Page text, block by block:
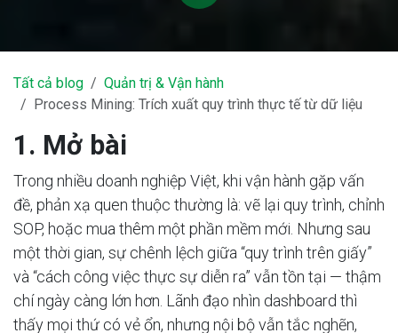
Tất cả blog
Quản trị & Vận hành
Process Mining: Trích xuất quy trình thực tế từ dữ liệu
1. Mở bài
Trong nhiều doanh nghiệp Việt, khi vận hành gặp vấn
đề, phản xạ quen thuộc thường là: vẽ lại quy trình, chỉnh
SOP, hoặc mua thêm một phần mềm mới. Nhưng sau
một thời gian, sự chênh lệch giữa “quy trình trên giấy”
và “cách công việc thực sự diễn ra” vẫn tồn tại — thậm
chí ngày càng lớn hơn. Lãnh đạo nhìn dashboard thì
thấy mọi thứ có vẻ ổn, nhưng nội bộ vẫn tắc nghẽn,